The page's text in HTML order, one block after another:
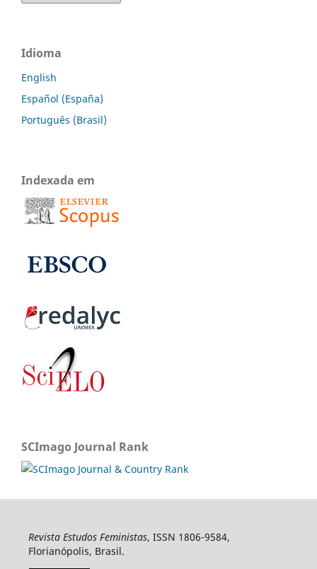
Idioma
English
Español (España)
Português (Brasil)
Indexada em
SCImago Journal Rank
Revista Estudos Feministas, ISSN 1806-9584,
Florianópolis, Brasil.